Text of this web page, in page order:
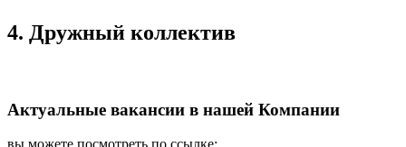
4. Дружный коллектив
Актуальные вакансии в нашей Компании